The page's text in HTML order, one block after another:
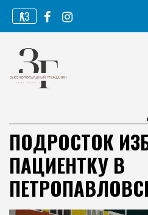
Перейти
содержимому
ҚАЗ
ПОДРОСТОК
ПАЦИЕНТКУ В